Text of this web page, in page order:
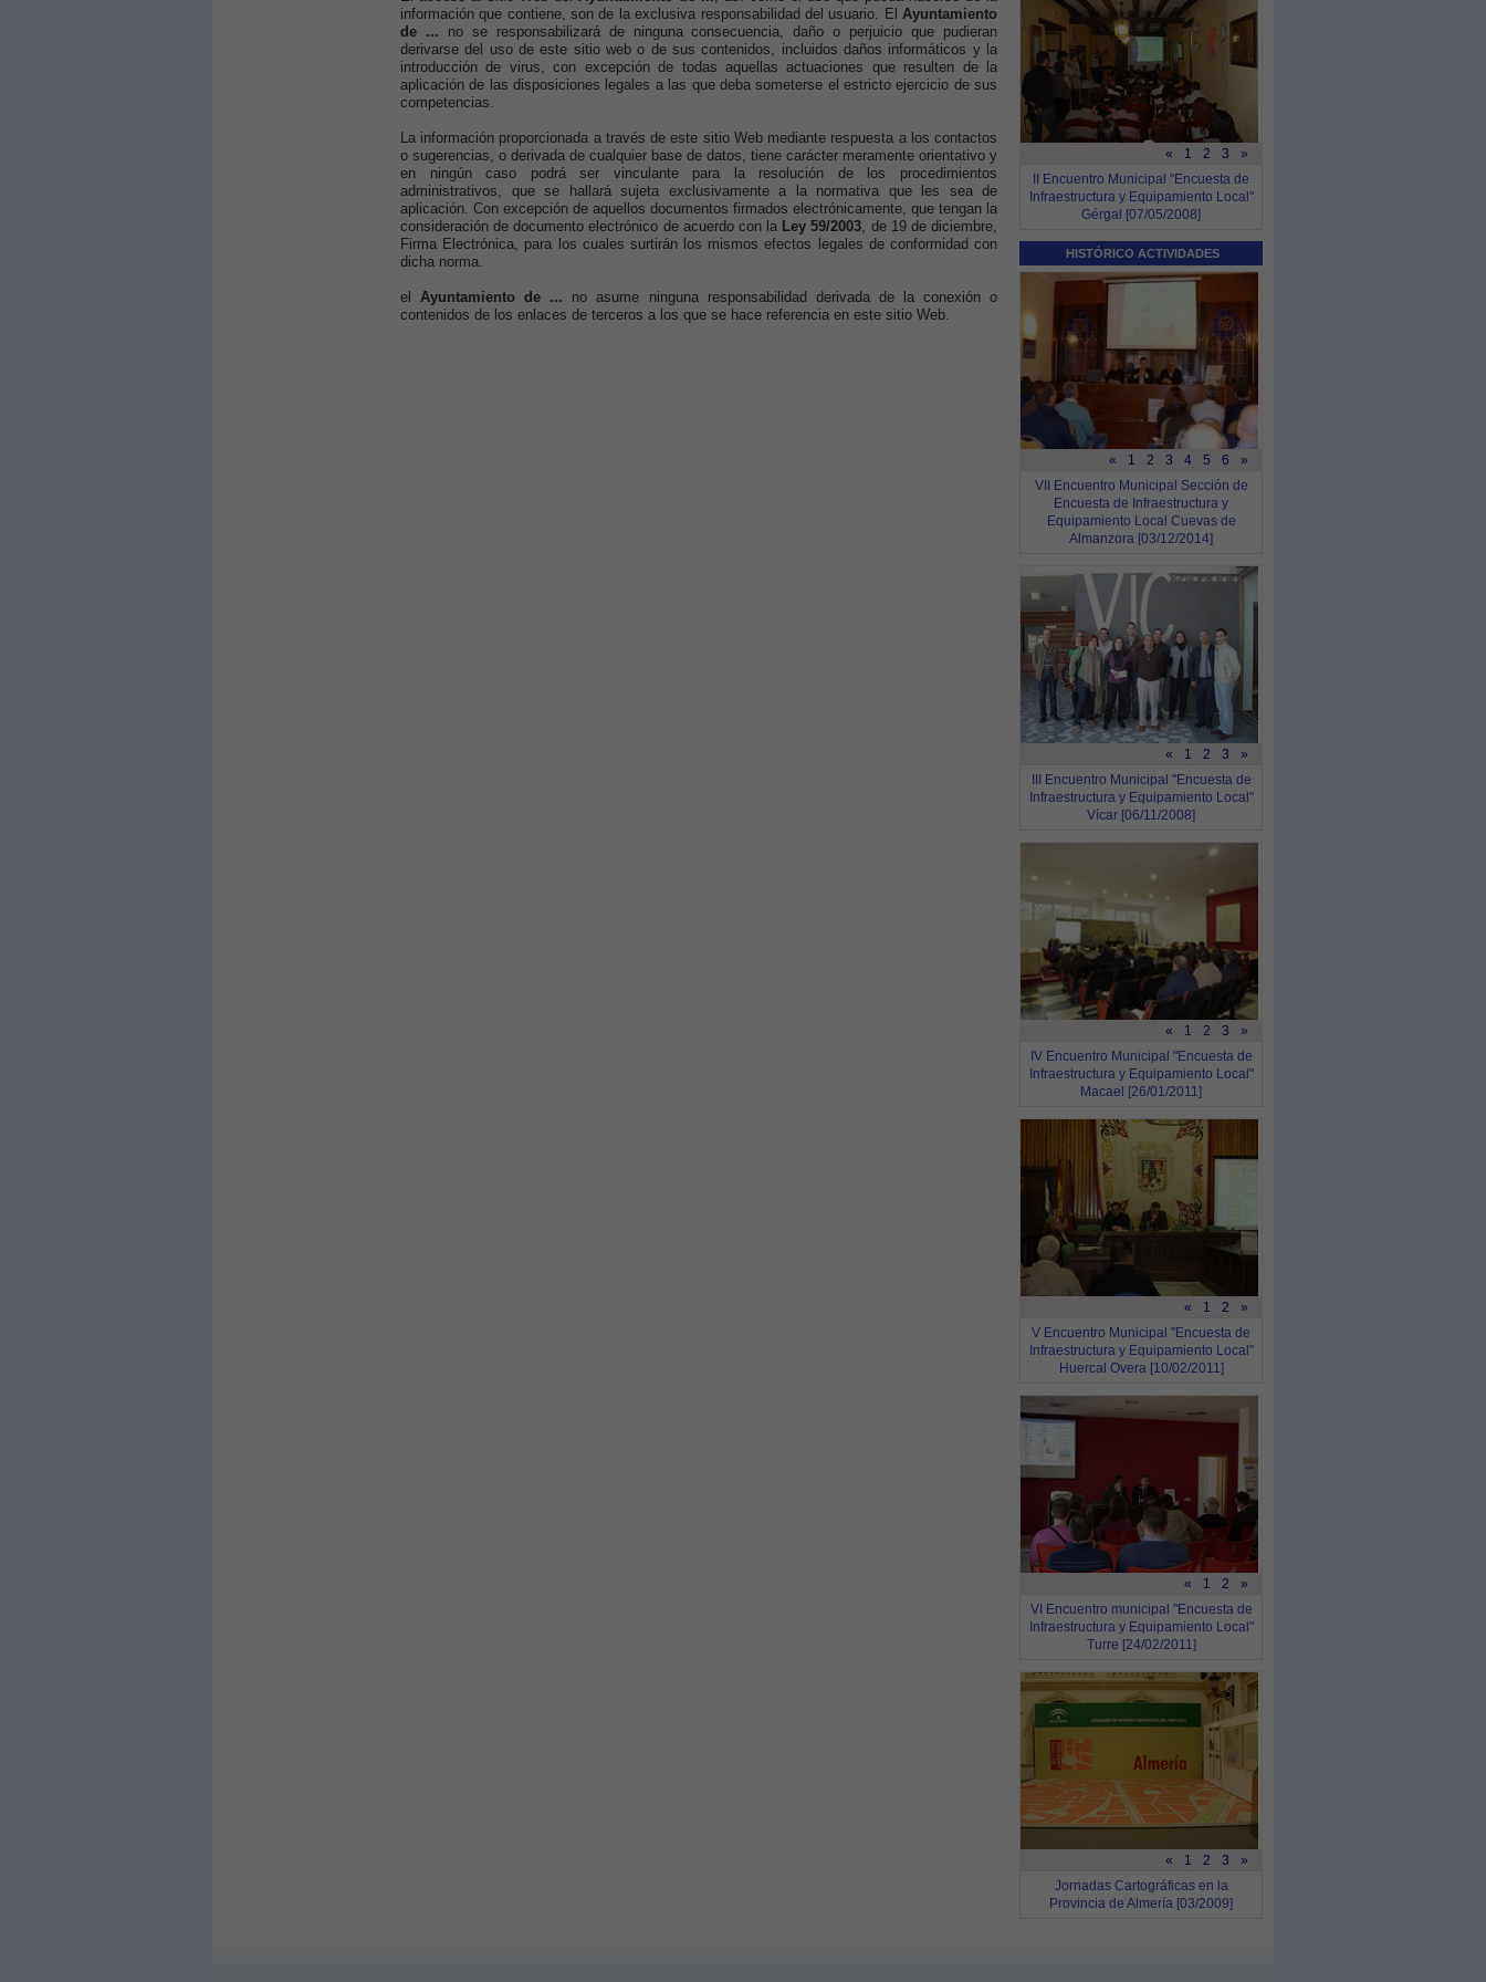
información que contiene, son de la exclusiva responsabilidad del usuario. El Ayuntamiento
de ... no se responsabilizará de ninguna consecuencia, daño o perjuicio que pudieran
derivarse del uso de este sitio web o de sus contenidos, incluidos daños informáticos y la
introducción de virus, con excepción de todas aquellas actuaciones que resulten de la
aplicación de las disposiciones legales a las que deba someterse el estricto ejercicio de sus
competencias.
La información proporcionada a través de este sitio Web mediante respuesta a los contactos
o sugerencias, o derivada de cualquier base de datos, tiene carácter meramente orientativo y
en ningún caso podrá ser vinculante para la resolución de los procedimientos
administrativos, que se hallará sujeta exclusivamente a la normativa que les sea de
aplicación. Con excepción de aquellos documentos firmados electrónicamente, que tengan la
consideración de documento electrónico de acuerdo con la Ley 59/2003, de 19 de diciembre,
Firma Electrónica, para los cuales surtirán los mismos efectos legales de conformidad con
dicha norma.
elAyuntamiento de ... no asume ninguna responsabilidad derivada de la conexión o
contenidos de los enlaces de terceros a los que se hace referencia en este sitio Web.
« 1 2 3
»
II Encuentro Municipal "Encuesta de
Infraestructura y Equipamiento Local"
Gérgal [07/05/2008]
HISTÓRICO ACTIVIDADES
« 1 2 3 4 5 6
»
VII Encuentro Municipal Sección de
Encuesta de Infraestructura y
Equipamiento Local Cuevas de
Almanzora [03/12/2014]
« 1 2 3
»
III Encuentro Municipal "Encuesta de
Infraestructura y Equipamiento Local"
Vícar [06/11/2008]
« 1 2 3
»
IV Encuentro Municipal "Encuesta de
Infraestructura y Equipamiento Local"
Macael [26/01/2011]
« 1 2
»
V Encuentro Municipal "Encuesta de
Infraestructura y Equipamiento Local"
Huercal Overa [10/02/2011]
« 1 2
»
VI Encuentro municipal "Encuesta de
Infraestructura y Equipamiento Local"
Turre [24/02/2011]
« 1 2 3
»
Jornadas Cartográficas en la
Provincia de Almería [03/2009]